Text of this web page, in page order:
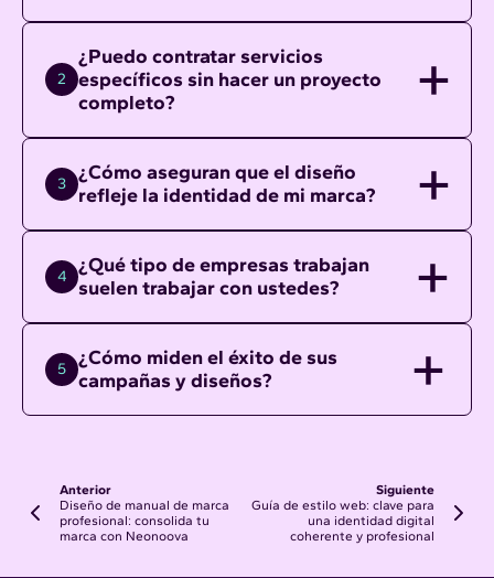
2
¿Puedo contratar servicios
específicos sin hacer un proyecto
completo?
3
¿Cómo aseguran que el diseño
refleje la identidad de mi marca?
4
¿Qué tipo de empresas trabajan
suelen trabajar con ustedes?
5
¿Cómo miden el éxito de sus
campañas y diseños?
Anterior
Diseño de manual de marca
profesional: consolida tu
marca con Neonoova
Siguiente
Guía de estilo web: clave para
una identidad digital
coherente y profesional